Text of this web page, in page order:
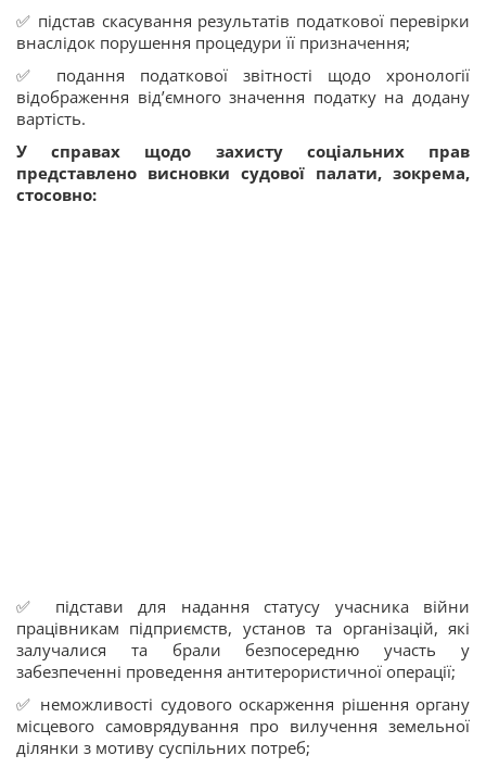
✅ підстав скасування результатів податкової перевірки
внаслідок порушення процедури її призначення;
✅ подання податкової звітності щодо хронології
відображення від’ємного значення податку на додану
вартість.
У справах щодо захисту соціальних прав
представлено висновки судової палати, зокрема,
стосовно:
✅ підстави для надання статусу учасника війни
працівникам підприємств, установ та організацій, які
залучалися та брали безпосередню участь у
забезпеченні проведення антитерористичної операції;
✅ неможливості судового оскарження рішення органу
місцевого самоврядування про вилучення земельної
ділянки з мотиву суспільних потреб;